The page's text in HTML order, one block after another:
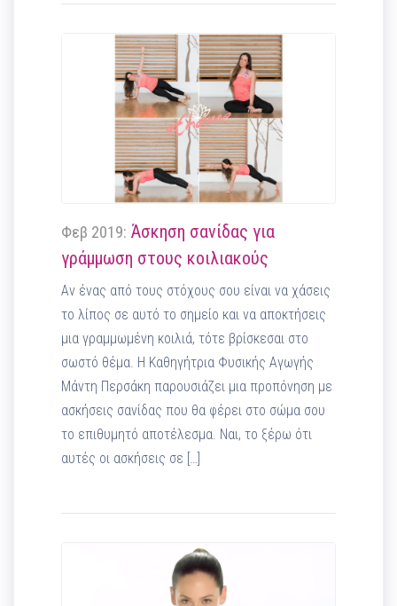
Φεβ 2019: Άσκηση σανίδας για
γράμμωση στους κοιλιακούς
Αν ένας από τους στόχους σου είναι να χάσεις
το λίπος σε αυτό το σημείο και να αποκτήσεις
μια γραμμωμένη κοιλιά, τότε βρίσκεσαι στο
σωστό θέμα. Η Καθηγήτρια Φυσικής Αγωγής
Μάντη Περσάκη παρουσιάζει μια προπόνηση με
ασκήσεις σανίδας που θα φέρει στο σώμα σου
το επιθυμητό αποτέλεσμα. Ναι, το ξέρω ότι
αυτές οι ασκήσεις σε […]